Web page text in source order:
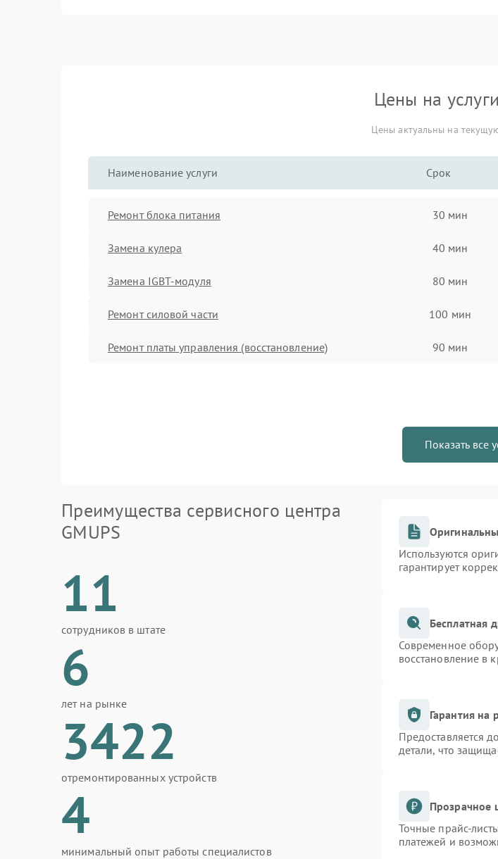
Цены на
Цены актуальны на
Наименование услуги Срок
Ремонт блока питания 30 мин
Замена кулера 40 мин
Замена IGBT-модуля 80 мин
Ремонт силовой части 100 мин
Ремонт платы управления (восстановление) 90 мин
Показать все
Преимущества сервисного центра
GMUPS
11
сотрудников в штате
6
лет на рынке
3422
отремонтированных устройств
4
минимальный опыт работы специалистов
Используются
гарантирует
Бесплатная
Современное
восстановление в
Гарантия на
Предоставляется
детали, что
Прозрачное
Точные прайс-
платежей и